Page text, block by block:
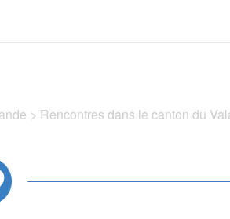
> Rencontres dans le canton du